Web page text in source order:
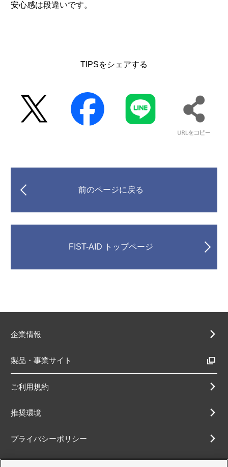
安心感は段違いです。
TIPSをシェアする
前のページに戻る
FIST-AID トップページ
企業情報
製品・事業サイト
ご利用規約
推奨環境
プライバシーポリシー